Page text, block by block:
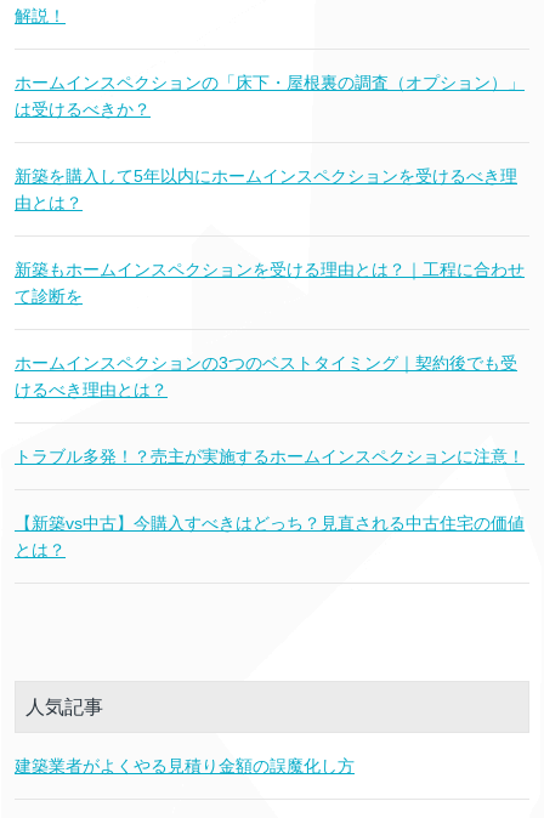
解説！
ホームインスペクションの「床下・屋根裏の調査（オプション）」
は受けるべきか？
新築を購入して5年以内にホームインスペクションを受けるべき理
由とは？
新築もホームインスペクションを受ける理由とは？｜工程に合わせ
て診断を
ホームインスペクションの3つのベストタイミング｜契約後でも受
けるべき理由とは？
トラブル多発！？売主が実施するホームインスペクションに注意！
【新築vs中古】今購入すべきはどっち？見直される中古住宅の価値
とは？
人気記事
建築業者がよくやる見積り金額の誤魔化し方